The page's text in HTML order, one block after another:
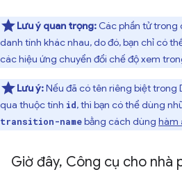
Lưu ý quan trọng: Các phần tử trong
danh tính khác nhau, do đó, bạn chỉ có
các hiệu ứng chuyển đổi chế độ xem
Lưu ý:Nếu đã có tên riêng biệt trong
qua thuộc tính id, thì bạn có thể dùng
transition-namebằng cách dùng hàm
Giờ đây, Công cụ cho nhà